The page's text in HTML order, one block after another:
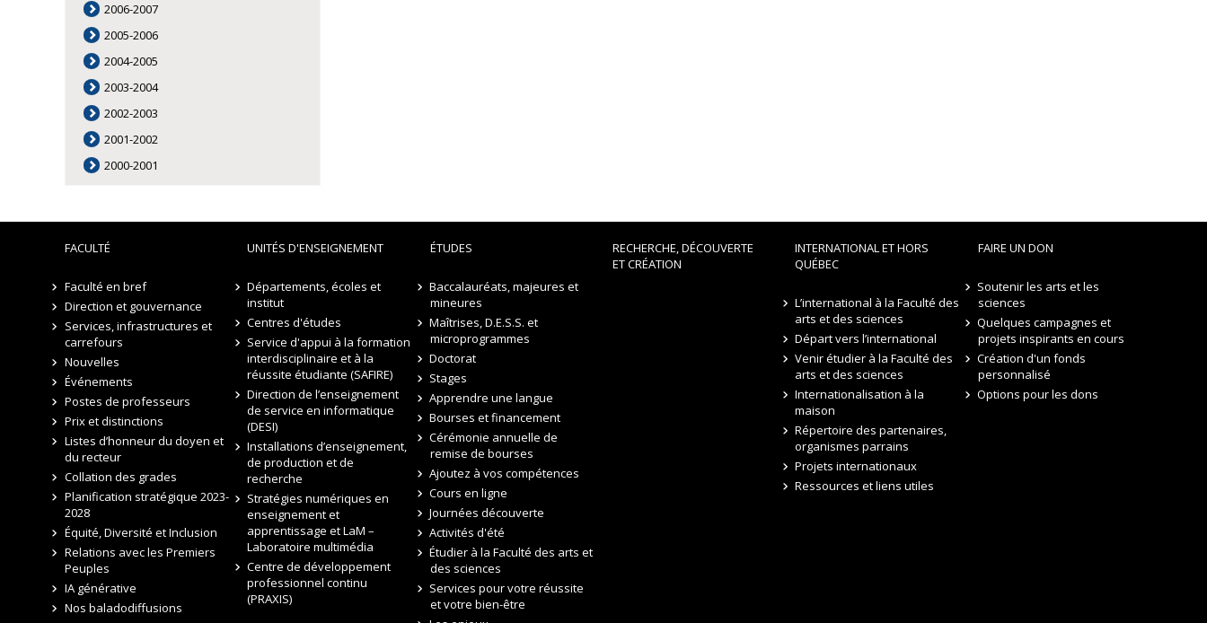
2006-2007
2005-2006
2004-2005
2003-2004
2002-2003
2001-2002
2000-2001
FACULTÉ
Faculté en bref
Direction et gouvernance
Services, infrastructures et
carrefours
Nouvelles
Événements
Postes de professeurs
Prix et distinctions
Listes d’honneur du doyen et
du recteur
Collation des grades
Planification stratégique 2023-
2028
Équité, Diversité et Inclusion
Relations avec les Premiers
Peuples
IA générative
Nos baladodiffusions
UNITÉS D'ENSEIGNEMENT
Départements, écoles et
institut
Centres d'études
Service d'appui à la formation
interdisciplinaire et à la
réussite étudiante (SAFIRE)
Direction de l’enseignement
de service en informatique
(DESI)
Installations d’enseignement,
de production et de
recherche
Stratégies numériques en
enseignement et
apprentissage et LaM –
Laboratoire multimédia
Centre de développement
professionnel continu
(PRAXIS)
ÉTUDES
Baccalauréats, majeures et
mineures
Maîtrises, D.E.S.S. et
microprogrammes
Doctorat
Stages
Apprendre une langue
Bourses et financement
Cérémonie annuelle de
remise de bourses
Ajoutez à vos compétences
Cours en ligne
Journées découverte
Activités d'été
Étudier à la Faculté des arts et
des sciences
Services pour votre réussite
et votre bien-être
RECHERCHE, DÉCOUVERTE
ET CRÉATION
INTERNATIONAL ET HORS
QUÉBEC
L’international à la Faculté des
arts et des sciences
Départ vers l’international
Venir étudier à la Faculté des
arts et des sciences
Internationalisation à la
maison
Répertoire des partenaires,
organismes parrains
Projets internationaux
Ressources et liens utiles
FAIRE UN DON
Soutenir les arts et les
sciences
Quelques campagnes et
projets inspirants en cours
Création d'un fonds
personnalisé
Options pour les dons